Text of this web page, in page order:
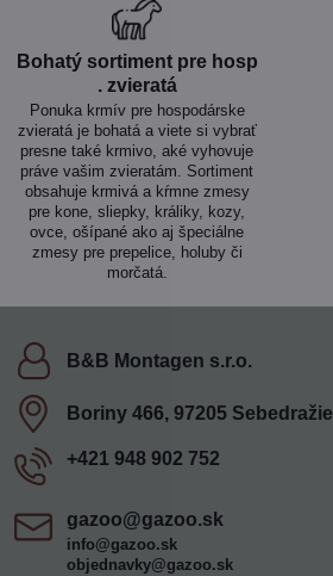
Bohatý sortiment pre hosp​
. zvieratá
Ponuka krmív pre hospodárske
zvieratá je bohatá a viete si vybrať
presne také krmivo, aké vyhovuje
práve vašim zvieratám. Sortiment
obsahuje krmivá a kŕmne zmesy
pre kone, sliepky, králiky, kozy,
ovce, ošípané ako aj špeciálne
zmesy pre prepelice, holuby či
morčatá.
B&B Montagen s​.r​.o​.
Boriny 466, 97205 Sebedražie
+421 948 902 752
gazoo​@gazoo​.sk
info@gazoo.sk
objednavky@gazoo.sk